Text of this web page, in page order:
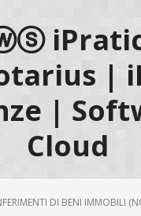
|
|
Cloud
DI BENI IMMOBILI